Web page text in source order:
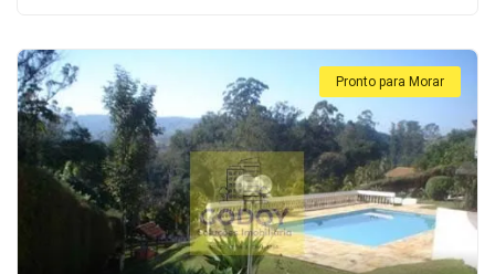
Pronto para Morar